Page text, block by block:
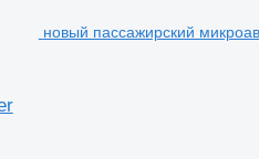
новый пассажирский